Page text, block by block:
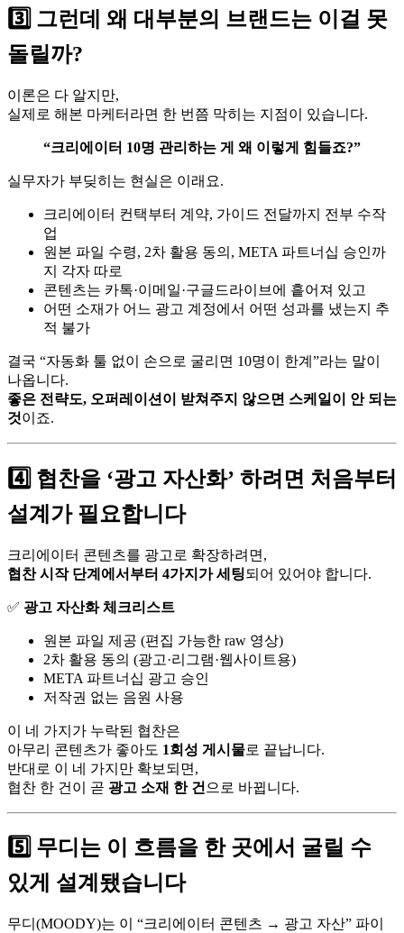
3️⃣ 그런데 왜 대부분의 브랜드는 이걸 못
돌릴까?
이론은 다 알지만,
실제로 해본 마케터라면 한 번쯤 막히는 지점이 있습니다.
“크리에이터 10명 관리하는 게 왜 이렇게 힘들죠?”
실무자가 부딪히는 현실은 이래요.
크리에이터 컨택부터 계약, 가이드 전달까지 전부 수작
업
원본 파일 수령, 2차 활용 동의, META 파트너십 승인까
지 각자 따로
콘텐츠는 카톡·이메일·구글드라이브에 흩어져 있고
어떤 소재가 어느 광고 계정에서 어떤 성과를 냈는지 추
적 불가
결국 “자동화 툴 없이 손으로 굴리면 10명이 한계”라는 말이
나옵니다.
좋은 전략도, 오퍼레이션이 받쳐주지 않으면 스케일이 안 되는
것이죠.
4️⃣ 협찬을 ‘광고 자산화’ 하려면 처음부터
설계가 필요합니다
크리에이터 콘텐츠를 광고로 확장하려면,
협찬 시작 단계에서부터 4가지가 세팅되어 있어야 합니다.
✅ 광고 자산화 체크리스트
원본 파일 제공 (편집 가능한 raw 영상)
2차 활용 동의 (광고·리그램·웹사이트용)
META 파트너십 광고 승인
저작권 없는 음원 사용
이 네 가지가 누락된 협찬은
아무리 콘텐츠가 좋아도 1회성 게시물로 끝납니다.
반대로 이 네 가지만 확보되면,
협찬 한 건이 곧 광고 소재 한 건 으로 바뀝니다.
5️⃣ 무디는 이 흐름을 한 곳에서 굴릴 수
있게 설계됐습니다
무디(MOODY)는 이 “크리에이터 콘텐츠 → 광고 자산” 파이